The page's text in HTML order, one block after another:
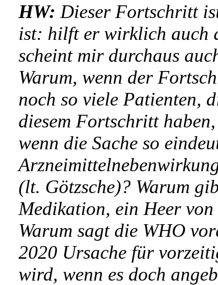
HW: Dieser Fortschritt
ist: hilft er wirklich auch
scheint mir durchaus
Warum, wenn der
noch so viele Patienten,
diesem Fortschritt
wenn die Sache so
(lt. Götzsche)? Warum
Medikation, ein Heer
Warum sagt die WHO
2020 Ursache für
wird, wenn es doch